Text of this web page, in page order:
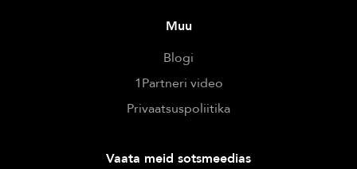
Muu
Blogi
1Partneri video
Privaatsuspoliitika
Vaata meid sotsmeedias